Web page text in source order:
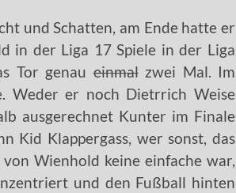
und Schatten, am Ende hatte er
in der Liga 17 Spiele in der Liga
Tor genaueinmalzwei Mal. Im
Weder er noch Dietrrich Weise
ausgerechnet Kunter im Finale
Kid Klappergass, wer sonst, das
Wienhold keine einfache war,
und den Fußball hinten